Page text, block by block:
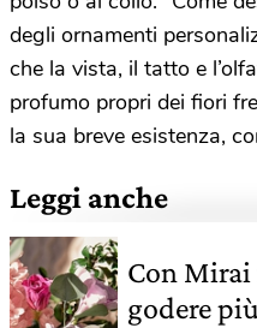
degli ornamenti
che la vista, il tatto e
profumo propri dei fiori
la sua breve esistenza,
Leggi anche
Con
godere